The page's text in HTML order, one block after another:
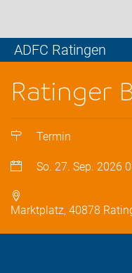
ADFC Ratingen
Ratinger
Termin
So. 27. Sep. 2026
Marktplatz, 40878